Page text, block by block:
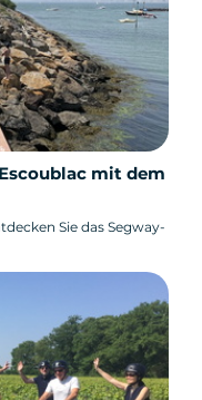
mit dem
Sie das Segway-